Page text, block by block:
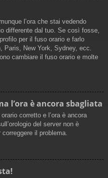
l’ora che stai vedendo
differente dal tuo. Se così fosse,
per il fuso orario e farlo
Paris, New York, Sydney, ecc.
cambiare il fuso orario e molte
l’ora è ancora sbagliata
corretto e l’ora è ancora
del server non è
il problema.